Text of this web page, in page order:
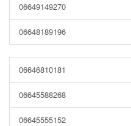
06649149270
06648189196
06646810181
06645588268
06645555152